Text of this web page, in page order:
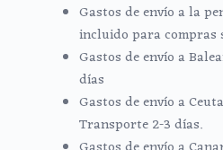
Gastos de envío a la
incluido para compras
Gastos de envío a
días
Gastos de envío a
Transporte 2-3 días.